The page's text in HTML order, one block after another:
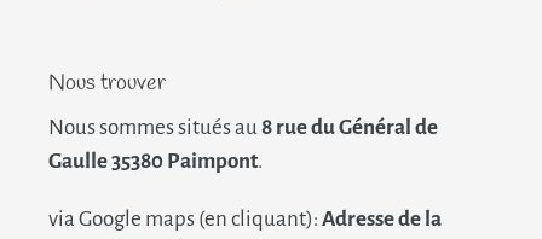
Nous trouver
Nous sommes situés au8 rue du Général de
Gaulle 35380 Paimpont.
via Google maps (en cliquant): Adresse de la